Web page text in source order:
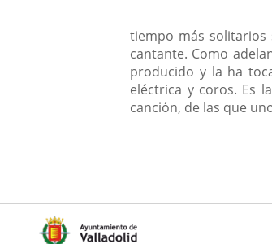
tiempo más solitarios
cantante. Como
producido y la ha
eléctrica y coros. Es
canción, de las que